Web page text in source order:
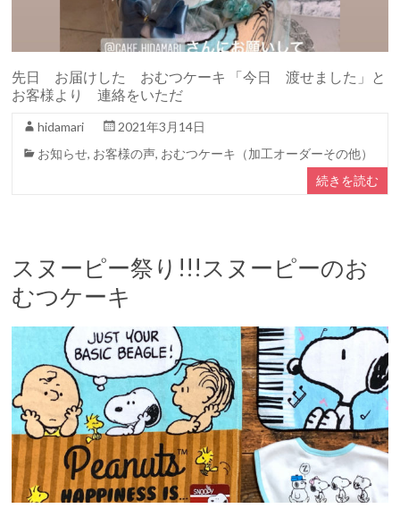
先日 お届けした おむつケーキ 「今日 渡せました」と
お客様より 連絡をいただ
hidamari
2021年3月14日
お知らせ, お客様の声, おむつケーキ（加工オーダーその他）
続きを読む
スヌーピー祭り!!!スヌーピーのお
むつケーキ